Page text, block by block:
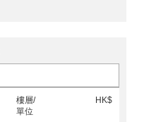
樓層/
單位
HK$